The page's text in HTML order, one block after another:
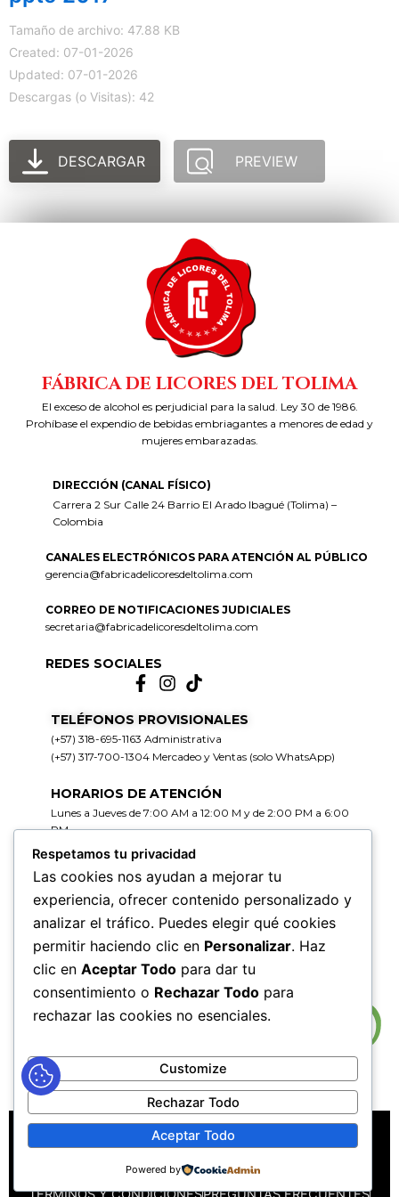
Tamaño de archivo: 47.88 KB
Created: 07-01-2026
Updated: 07-01-2026
Descargas (o Visitas): 42
DESCARGAR PREVIEW
FÁBRICA DE LICORES DEL TOLIMA
El exceso de alcohol es perjudicial para la salud. Ley 30 de 1986.
Prohíbase el expendio de bebidas embriagantes a menores de edad y
mujeres embarazadas.
DIRECCIÓN (CANAL FÍSICO)
Carrera 2 Sur Calle 24 Barrio El Arado Ibagué (Tolima) –
Colombia
CANALES ELECTRÓNICOS PARA ATENCIÓN AL PÚBLICO
gerencia@fabricadelicoresdeltolima.com
CORREO DE NOTIFICACIONES JUDICIALES
secretaria@fabricadelicoresdeltolima.com
REDES SOCIALES
TELÉFONOS PROVISIONALES
(+57) 318-695-1163 Administrativa
(+57) 317-700-1304 Mercadeo y Ventas (solo WhatsApp)
HORARIOS DE ATENCIÓN
Lunes a Jueves de 7:00 AM a 12:00 M y de 2:00 PM a 6:00
PM
Viernes de 7:00 AM a 12:00 M y de 2:00 PM a 5:00 PM
HORARIOS DE RADICACIÓN DE
CORRESPONDENCIA
Lunes a Jueves de 7:30 AM a 11:30 AM y de 2:00 PM a 5:00
PM
MAPA DEL SITIOPOLÍTICAS DE PRIVACIDAD
POLÍTICAS DE DERECHOS DE AUTOR
POLÍTICA DE TRATAMIENTO DE DATOS PERSONALES
Respetamos tu privacidad
Las cookies nos ayudan a mejorar tu
experiencia, ofrecer contenido personalizado y
analizar el tráfico. Puedes elegir qué cookies
permitir haciendo clic en Personalizar. Haz
clic en Aceptar Todo para dar tu
consentimiento o Rechazar Todo para
rechazar las cookies no esenciales.
Customize
Rechazar Todo
Aceptar Todo
Powered by